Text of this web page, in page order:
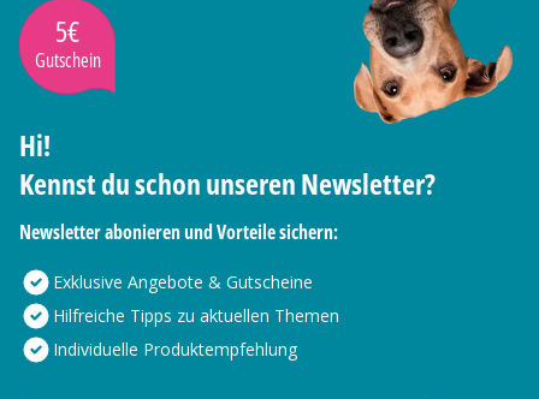
5€
Gutschein
Hi!
Kennst du schon unseren Newsletter?
Newsletter abonieren und Vorteile sichern:
Exklusive Angebote & Gutscheine
Hilfreiche Tipps zu aktuellen Themen
Individuelle Produktempfehlung